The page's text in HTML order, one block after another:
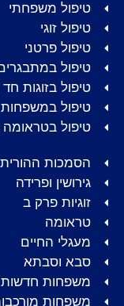
טיפול משפחתי
טיפול זוגי
טיפול פרטני
טיפול
טיפול בזוגות חד
טיפול
טיפול
הסמכות ההורית
גירושין ופרידה
זוגיות פרק ב
טראומה
מעגלי החיים
סבא וסבתא
משפחות חדשות
משפחות